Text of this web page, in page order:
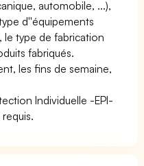
automobile, ...),
d''équipements
le type de fabrication
fabriqués.
les fins de semaine,
Individuelle -EPI-